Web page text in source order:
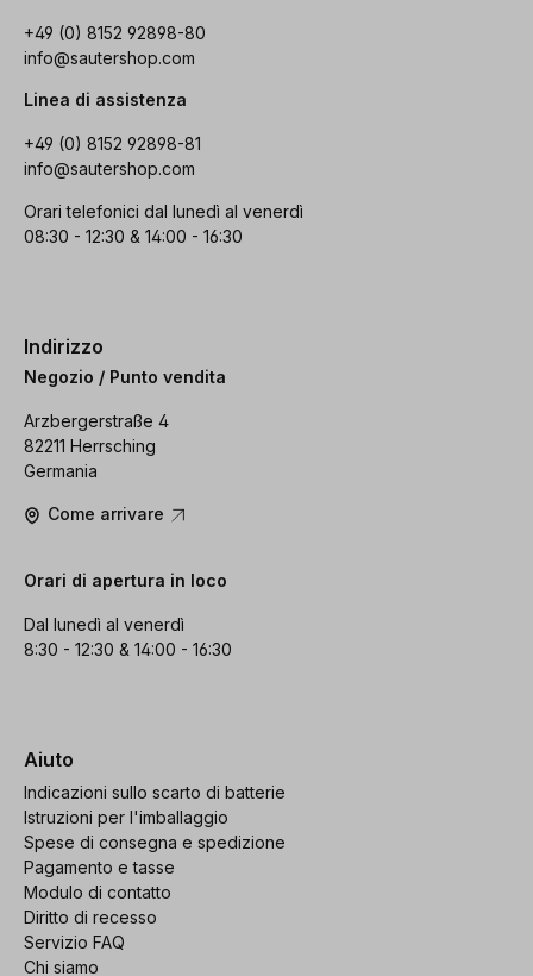
+49 (0) 8152 92898-80
info@sautershop.com
Linea di assistenza
+49 (0) 8152 92898-81
info@sautershop.com
Orari telefonici dal lunedì al venerdì
08:30 - 12:30 & 14:00 - 16:30
Indirizzo
Negozio / Punto vendita
Arzbergerstraße 4
82211 Herrsching
Germania
Come arrivare
Orari di apertura in loco
Dal lunedì al venerdì
8:30 - 12:30 & 14:00 - 16:30
Aiuto
Indicazioni sullo scarto di batterie
Istruzioni per l'imballaggio
Spese di consegna e spedizione
Pagamento e tasse
Modulo di contatto
Diritto di recesso
Servizio FAQ
Chi siamo